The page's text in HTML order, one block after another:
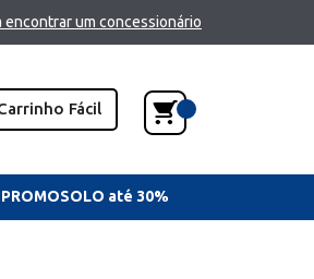
encontrar um concessionário
Fácil
PROMOSOLO até 30%